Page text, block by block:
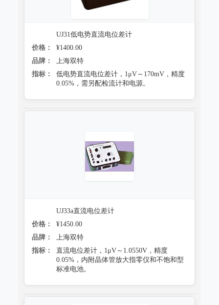
UJ31低电势直流电位差计
价格：
¥1400.00
品牌：
上海双特
指标：
低电势直流电位差计，1μV～170mV，精度
0.05%，需另配检流计和电源。
UJ33a直流电位差计
价格：
¥1450.00
品牌：
上海双特
指标：
直流电位差计，1μV～1.0550V，精度
0.05%，内附晶体管放大指零仪和不饱和型
标准电池。